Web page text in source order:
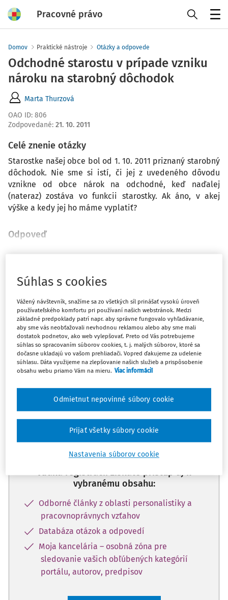
Pracovné právo
Domov Praktické nástroje Otázky a odpovede
Odchodné starostu v prípade vzniku
nároku na starobný dôchodok
Marta Thurzová
OAO ID: 806
Zodpovedané: 21. 10. 2011
Celé znenie otázky
Starostke našej obce bol od 1. 10. 2011 priznaný starobný
dôchodok. Nie sme si istí, či jej z uvedeného dôvodu
vznikne od obce nárok na odchodné, keď naďalej
(nateraz) zostáva vo funkcii starostky. Ak áno, v akej
výške a kedy jej ho máme vyplatiť?
Odpoveď
Ups, zatiaľ ste si prečítali len
začiatok...
dostupný predplatiteľom portálu.
Odomknite si prístup k odbornému obsahu
a získajte prístup na 10 dní zdarma, stačí
sa len zaregistrovať.
Vďaka registrácii získate prístup aj k
vybranému obsahu:
Odborné články z oblasti personalistiky a
pracovnoprávnych vzťahov
Databáza otázok a odpovedí
Moja kancelária – osobná zóna pre
sledovanie vašich obľúbených kategórií
portálu, autorov, predpisov
Súhlas s cookies
Vážený návštevník, snažíme sa zo všetkých síl prinášať vysokú úroveň
používateľského komfortu pri používaní našich webstránok. Medzi
základné predpoklady patrí napr. aby správne fungovalo vyhľadávanie,
aby sme vás neobťažovali nevhodnou reklamou alebo aby sme mali
dostatok podnetov, ako web vylepšovať. Preto od Vás potrebujeme
súhlas so spracovaním súborov cookies, t. j. malých súborov, ktoré sa
dočasne ukladajú vo vašom prehliadači. Vopred ďakujeme za udelenie
súhlasu. Dáta využijeme na zlepšovanie našich služieb a prispôsobenie
obsahu webu priamo Vám na mieru. Viac informácií
Nastavenia súborov cookie
Odmietnut nepovinné súbory cookie
Prijať všetky súbory cookie